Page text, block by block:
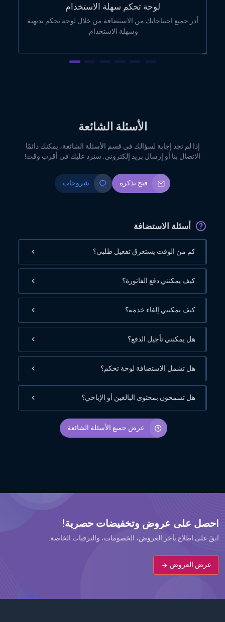
لوحة تحكم سهلة الاستخدام
أدر جميع احتياجاتك من الاستضافة من خلال لوحة تحكم بديهية
وسهلة الاستخدام.
الأسئلة الشائعة
إذا لم تجد إجابة لسؤالك في قسم الأسئلة الشائعة، يمكنك دائمًا
الاتصال بنا أو إرسال بريد إلكتروني. سنرد عليك في أقرب وقت!
فتح تذكرة شروحات
أسئلة الاستضافة
كم من الوقت يستغرق تفعيل طلبي؟
كيف يمكنني دفع الفاتورة؟
كيف يمكنني إلغاء خدمة؟
هل يمكنني تأجيل الدفع؟
هل تشمل الاستضافة لوحة تحكم؟
هل تسمحون بمحتوى البالغين أو الإباحي؟
عرض جميع الأسئلة الشائعة
احصل على عروض وتخفيضات حصرية!
ابقَ على اطلاع بآخر العروض، الخصومات، والترقيات الخاصة.
عرض العروض